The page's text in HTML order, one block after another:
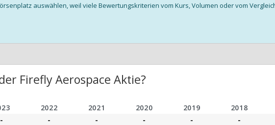
auswählen, weil viele Bewertungskriterien vom Kurs, Volumen oder vom
Firefly Aerospace Aktie?
2022 2021 2020 2019 2018
- - - - - -